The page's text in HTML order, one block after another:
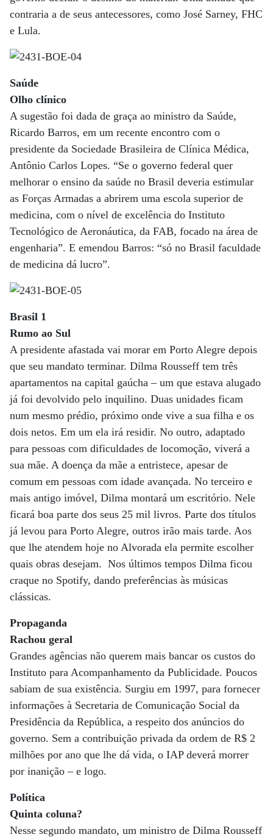
contraria a de seus antecessores, como José Sarney, FHC
e Lula.
Saúde
Olho clínico
A sugestão foi dada de graça ao ministro da Saúde,
Ricardo Barros, em um recente encontro com o
presidente da Sociedade Brasileira de Clínica Médica,
Antônio Carlos Lopes. “Se o governo federal quer
melhorar o ensino da saúde no Brasil deveria estimular
as Forças Armadas a abrirem uma escola superior de
medicina, com o nível de excelência do Instituto
Tecnológico de Aeronáutica, da FAB, focado na área de
engenharia”. E emendou Barros: “só no Brasil faculdade
de medicina dá lucro”.
Brasil 1
Rumo ao Sul
A presidente afastada vai morar em Porto Alegre depois
que seu mandato terminar. Dilma Rousseff tem três
apartamentos na capital gaúcha – um que estava alugado
já foi devolvido pelo inquilino. Duas unidades ficam
num mesmo prédio, próximo onde vive a sua filha e os
dois netos. Em um ela irá residir. No outro, adaptado
para pessoas com dificuldades de locomoção, viverá a
sua mãe. A doença da mãe a entristece, apesar de
comum em pessoas com idade avançada. No terceiro e
mais antigo imóvel, Dilma montará um escritório. Nele
ficará boa parte dos seus 25 mil livros. Parte dos títulos
já levou para Porto Alegre, outros irão mais tarde. Aos
que lhe atendem hoje no Alvorada ela permite escolher
quais obras desejam. Nos últimos tempos Dilma ficou
craque no Spotify, dando preferências às músicas
clássicas.
Propaganda
Rachou geral
Grandes agências não querem mais bancar os custos do
Instituto para Acompanhamento da Publicidade. Poucos
sabiam de sua existência. Surgiu em 1997, para fornecer
informações à Secretaria de Comunicação Social da
Presidência da República, a respeito dos anúncios do
governo. Sem a contribuição privada da ordem de R$ 2
milhões por ano que lhe dá vida, o IAP deverá morrer
por inanição – e logo.
Política
Quinta coluna?
Nesse segundo mandato, um ministro de Dilma Rousseff